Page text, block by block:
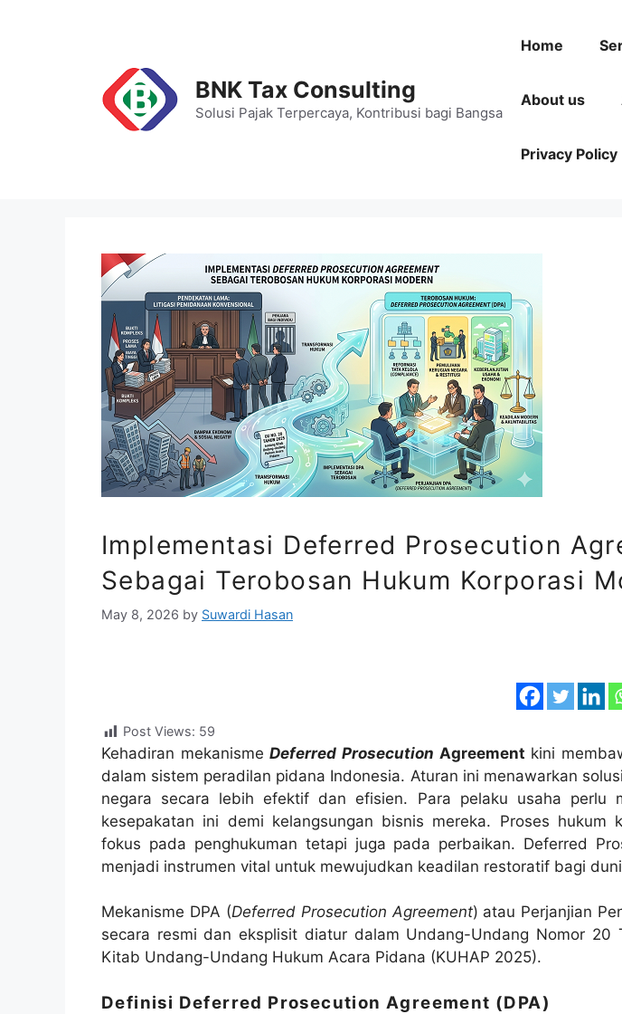
BNK Tax Consulting
Solusi Pajak Terpercaya, Kontribusi bagi Bangsa
Home
About us
Privacy Policy
Implementasi Deferred Prosecution
Sebagai Terobosan Hukum Korporasi
May 8, 2026 by Suwardi Hasan
Post Views: 59
Kehadiran mekanismeDeferred Prosecution Agreement kini
dalam sistem peradilan pidana Indonesia. Aturan ini menawarkan
negara secara lebih efektif dan efisien. Para pelaku usaha perlu
kesepakatan ini demi kelangsungan bisnis mereka. Proses hukum
fokus pada penghukuman tetapi juga pada perbaikan. Deferred
menjadi instrumen vital untuk mewujudkan keadilan restoratif bagi
Mekanisme DPA (Deferred Prosecution Agreement) atau Perjanjian
secara resmi dan eksplisit diatur dalam Undang-Undang Nomor 20
Kitab Undang-Undang Hukum Acara Pidana (KUHAP 2025).
Definisi Deferred Prosecution Agreement (DPA)